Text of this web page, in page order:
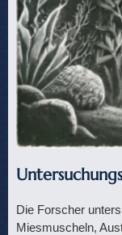
Die Forscher
Miesmuscheln,